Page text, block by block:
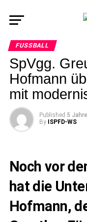
FUSSBALL
SpVgg.
Hofmann
mit
Published 5
By ISPFD-WS
Noch vor
hat die
Hofmann,